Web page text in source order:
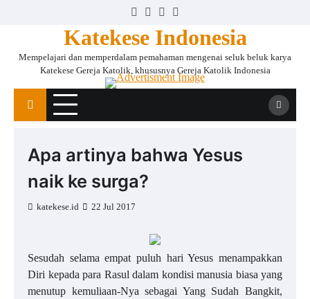
Facebook
Instagram
TwitterYouTube
Katekese Indonesia
Mempelajari dan memperdalam pemahaman mengenai seluk beluk karya
Katekese Gereja Katolik, khususnya Gereja Katolik Indonesia
Apa artinya bahwa Yesus
naik ke surga?
katekese.id 22 Jul 2017
Sesudah selama empat puluh hari Yesus menampakkan
Diri kepada para Rasul dalam kondisi manusia biasa yang
menutup kemuliaan-Nya sebagai Yang Sudah Bangkit,